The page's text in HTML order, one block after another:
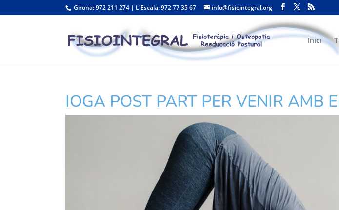
Girona: 972 211 274 | L'Escala: 972 77 35 67 info@fisiointegral.org
Inici
IOGA POST PART PER VENIR AMB